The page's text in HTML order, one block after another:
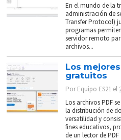
En el mundo de la
administración de
Transfer Protocol)
programas
servidor remoto
archivos...
Los
gratuitos
PorEquipo ES21 el
Los archivos PDF
la distribución de
versatilidad y
fines educativos,
de un lector de PDF